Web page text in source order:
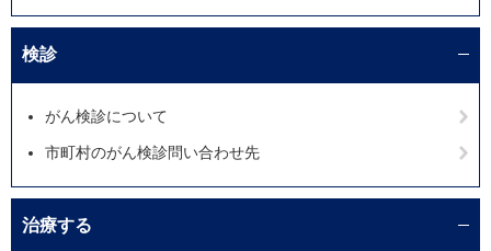
検診
がん検診について
市町村のがん検診問い合わせ先
治療する